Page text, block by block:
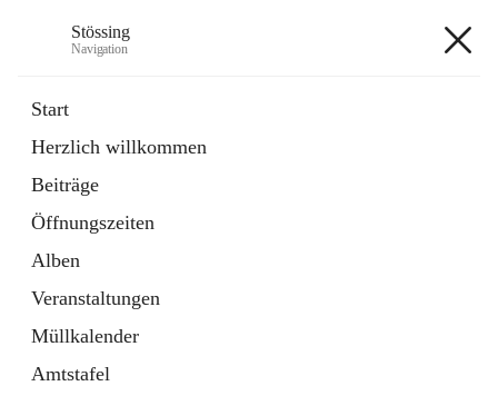
Stössing
Navigation
Start
Herzlich willkommen
Beiträge
Öffnungszeiten
Alben
Veranstaltungen
Müllkalender
Amtstafel
Datei
in
Tab
Kindergarten
öffnet
in
neuem
Tab